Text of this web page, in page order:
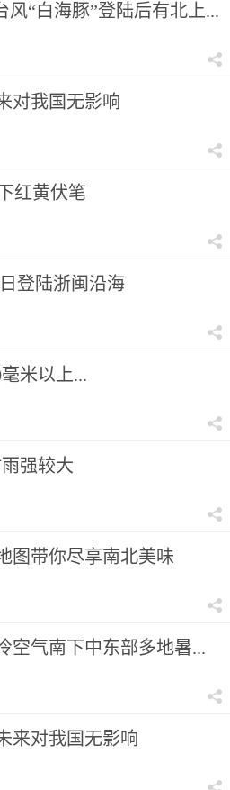
“白海豚”登陆后有北上...
对我国无影响
红黄伏笔
登陆浙闽沿海
米以上...
强较大
图带你尽享南北美味
空气南下中东部多地暑...
来对我国无影响